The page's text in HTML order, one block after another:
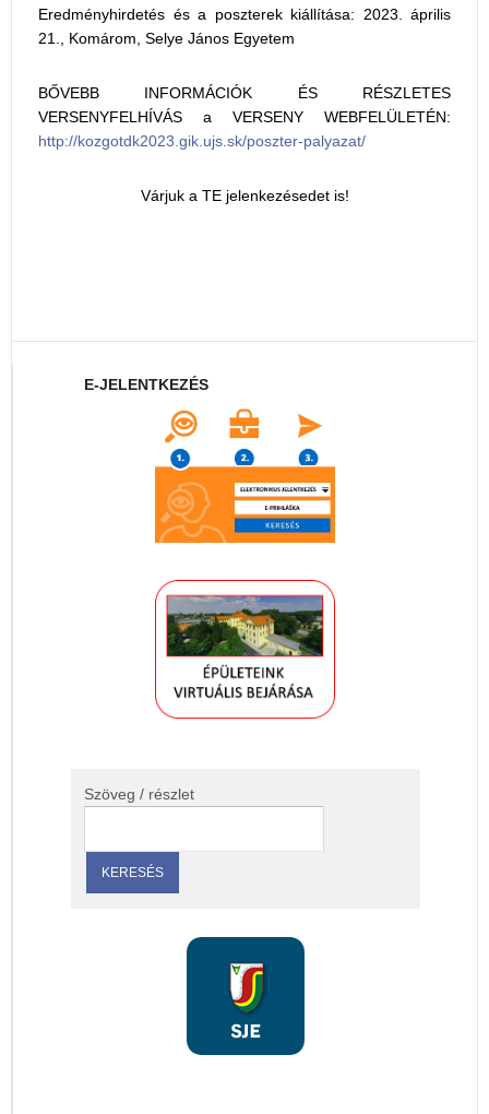
Eredményhirdetés és a poszterek kiállítása: 2023. április
21., Komárom, Selye János Egyetem
BŐVEBB INFORMÁCIÓK ÉS RÉSZLETES
VERSENYFELHÍVÁS a VERSENY WEBFELÜLETÉN:
http://kozgotdk2023.gik.ujs.sk/poszter-palyazat/
Várjuk a TE jelenkezésedet is!
E-JELENTKEZÉS
Szöveg / részlet